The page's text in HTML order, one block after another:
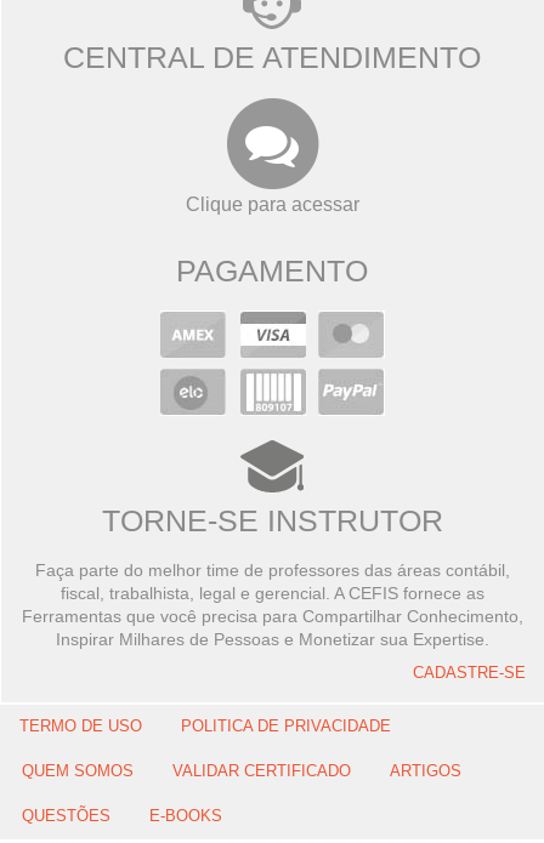
CENTRAL DE ATENDIMENTO
Clique para acessar
PAGAMENTO
TORNE-SE INSTRUTOR
Faça parte do melhor time de professores das áreas contábil,
fiscal, trabalhista, legal e gerencial. A CEFIS fornece as
Ferramentas que você precisa para Compartilhar Conhecimento,
Inspirar Milhares de Pessoas e Monetizar sua Expertise.
CADASTRE-SE
TERMO DE USO POLITICA DE PRIVACIDADE
QUEM SOMOS VALIDAR CERTIFICADO ARTIGOS
QUESTÕES E-BOOKS